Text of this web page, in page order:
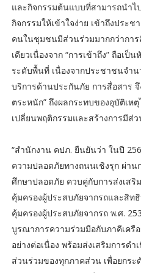
และกิจกรรมต้นแบบที่สามารถนำไ
กิจกรรมให้เข้าใจง่าย เข้าถึงประ
คนในชุมชนมีส่วนร่วมมากกว่าการ
เดียวเนื่องจาก “การเข้าถึง” ถือเ
ระดับพื้นที่ เนื่องจากประชาชนจำ
บริการด้านประกันภัย การสื่อสาร
ตระหนัก” ถึงผลกระทบของอุบัติเห
เปลี่ยนพฤติกรรมและสร้างการมีส่
“สำนักงาน คปภ. ยืนยันว่า ในปี
ความปลอดภัยทางถนนเชิงรุก ผ่า
ศึกษาปลอดภัย ควบคู่กับการส่งเสริ
คุ้มครองผู้ประสบภัยจากรถและสิ
คุ้มครองผู้ประสบภัยจากรถ พ.ศ.
บูรณาการความร่วมมือกับภาคีเครื
อย่างต่อเนื่อง พร้อมส่งเสริมการด
ส่วนร่วมของทุกภาคส่วน เพื่อยกระ